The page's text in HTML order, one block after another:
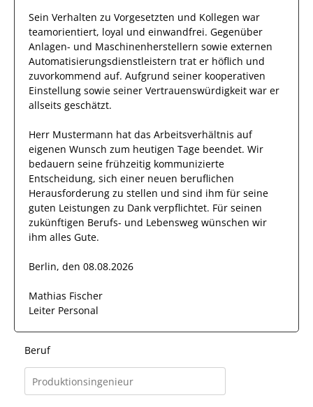
Sein Verhalten zu Vorgesetzten und Kollegen war
teamorientiert, loyal und einwandfrei. Gegenüber
Anlagen- und Maschinenherstellern sowie externen
Automatisierungsdienstleistern trat er höflich und
zuvorkommend auf. Aufgrund seiner kooperativen
Einstellung sowie seiner Vertrauenswürdigkeit war er
allseits geschätzt.
Herr Mustermann hat das Arbeitsverhältnis auf
eigenen Wunsch zum heutigen Tage beendet. Wir
bedauern seine frühzeitig kommunizierte
Entscheidung, sich einer neuen beruflichen
Herausforderung zu stellen und sind ihm für seine
guten Leistungen zu Dank verpflichtet. Für seinen
zukünftigen Berufs- und Lebensweg wünschen wir
ihm alles Gute.
Berlin, den 08.08.2026
Mathias Fischer
Leiter Personal
Beruf